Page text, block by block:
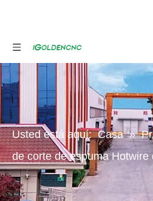
Usted está aquí: Casa »
de corte de espuma Hotwire